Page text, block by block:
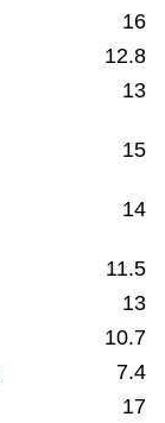
16
12.8
13
15
14
11.5
13
10.7
7.4
17